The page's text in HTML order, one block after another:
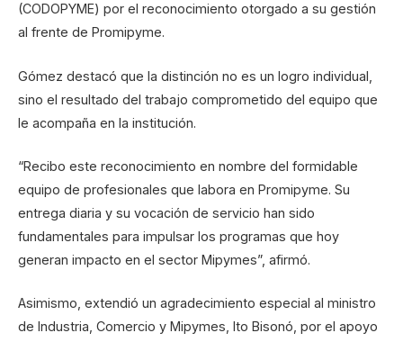
(CODOPYME) por el reconocimiento otorgado a su gestión
al frente de Promipyme.
Gómez destacó que la distinción no es un logro individual,
sino el resultado del trabajo comprometido del equipo que
le acompaña en la institución.
“Recibo este reconocimiento en nombre del formidable
equipo de profesionales que labora en Promipyme. Su
entrega diaria y su vocación de servicio han sido
fundamentales para impulsar los programas que hoy
generan impacto en el sector Mipymes”, afirmó.
Asimismo, extendió un agradecimiento especial al ministro
de Industria, Comercio y Mipymes, Ito Bisonó, por el apoyo